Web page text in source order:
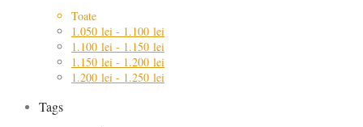
Toate
1.050 lei - 1.100 lei
1.100 lei - 1.150 lei
1.150 lei - 1.200 lei
1.200 lei - 1.250 lei
Tags